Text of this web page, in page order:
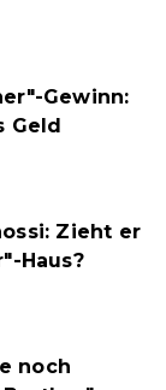
Gewinn:
Geld
Zieht er
Haus?
noch